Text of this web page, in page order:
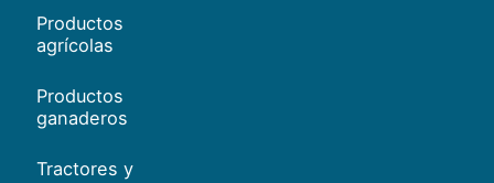
Productos
agrícolas
Productos
ganaderos
Tractores y